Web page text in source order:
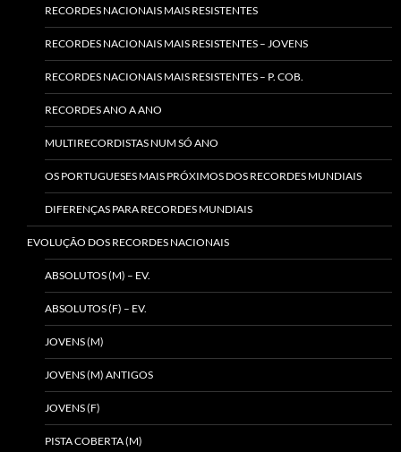
RECORDES NACIONAIS MAIS RESISTENTES
RECORDES NACIONAIS MAIS RESISTENTES – JOVENS
RECORDES NACIONAIS MAIS RESISTENTES – P. COB.
RECORDES ANO A ANO
MULTIRECORDISTAS NUM SÓ ANO
OS PORTUGUESES MAIS PRÓXIMOS DOS RECORDES MUNDIAIS
DIFERENÇAS PARA RECORDES MUNDIAIS
EVOLUÇÃO DOS RECORDES NACIONAIS
ABSOLUTOS (M) – EV.
ABSOLUTOS (F) – EV.
JOVENS (M)
JOVENS (M) ANTIGOS
JOVENS (F)
PISTA COBERTA (M)